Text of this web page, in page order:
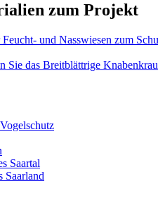
zum Projekt
und Nasswiesen zum
Sie das Breitblättrige
Saartal
Saarland